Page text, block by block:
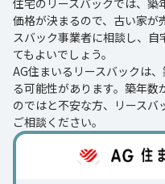
住宅のリースバックでは、
価格が決まるので、古い家が
スバック事業者に相談し、
てもよいでしょう。
AG住まいるリースバックは
る可能性があります。築年数
のではと不安な方、リース
ご相談ください。